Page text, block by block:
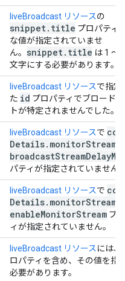
liveBroadcast リソースの
snippet. title プロパティ
な値が指定されていませ
ん。 snippet. title は 1 ～
文字にする必要があります。
liveBroadcast リソースで指定
た id プロパティでブロード
トが特定されませんでした。
liveBroadcast リソースで
Details. monitorStream
broadcastStreamDelayMs
パティが指定されていません
liveBroadcast リソースで
Details. monitorStream
enableMonitorStream プ
ィが指定されていません。
liveBroadcast リソース には、
ロパティを含め、その値を指
必要があります。